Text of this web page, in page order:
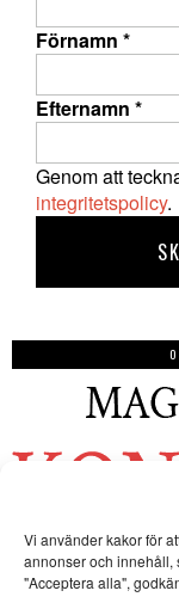
Vi använder kakor för
annonser och innehåll,
"Acceptera alla",
Förnamn *
Efternamn *
Genom att
integritetspolicy.